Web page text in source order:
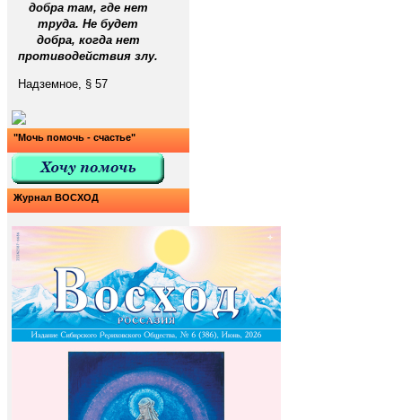
добра там, где нет
труда. Не будет
добра, когда нет
противодействия злу.
Надземное, § 57
"Мочь помочь - счастье"
Журнал ВОСХОД